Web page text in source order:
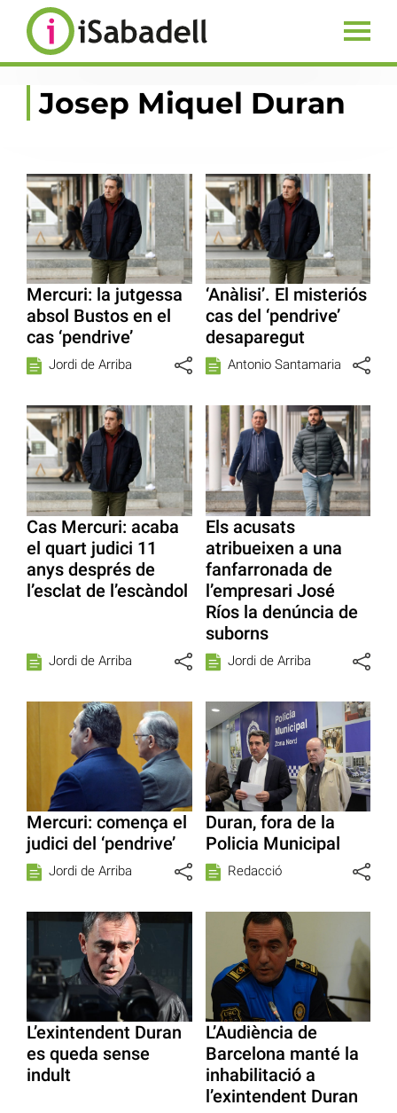
Josep Miquel Duran
Mercuri: la jutgessa
absol Bustos en el
cas ‘pendrive’
Jordi de Arriba
‘Anàlisi’. El misteriós
cas del ‘pendrive’
desaparegut
Antonio Santamaria
Cas Mercuri: acaba
el quart judici 11
anys després de
l’esclat de l’escàndol
Jordi de Arriba
Els acusats
atribueixen a una
fanfarronada de
l’empresari José
Ríos la denúncia de
suborns
Jordi de Arriba
Mercuri: comença el
judici del ‘pendrive’
Jordi de Arriba
Duran, fora de la
Policia Municipal
Redacció
L’exintendent Duran
es queda sense
indult
L’Audiència de
Barcelona manté la
inhabilitació a
l’exintendent Duran